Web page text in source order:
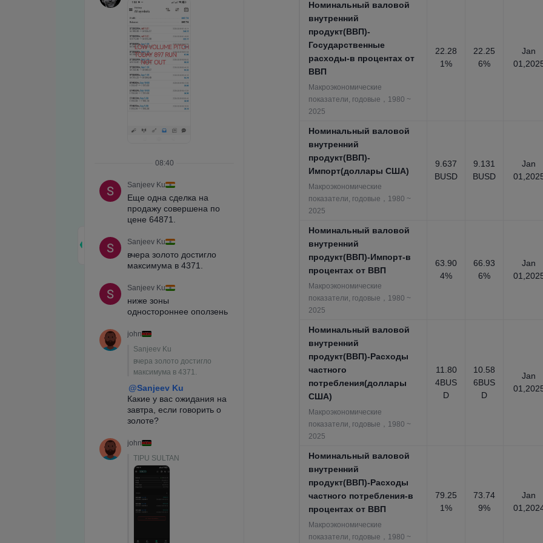
Номинальный валовой
внутренний
продукт(ВВП)-
Государственные
расходы-в процентах от
ВВП
Макроэкономические
показатели, годовые，1980 ~
2025
22.28
1%
22.25
6%
Jan
Номинальный валовой
внутренний
продукт(ВВП)-
Импорт(доллары США)
Макроэкономические
показатели, годовые，1980 ~
2025
9.637
BUSD
9.131
BUSD
Jan
Номинальный валовой
внутренний
продукт(ВВП)-Импорт-в
процентах от ВВП
Макроэкономические
показатели, годовые，1980 ~
2025
63.90
4%
66.93
6%
Jan
Номинальный валовой
внутренний
продукт(ВВП)-Расходы
частного
потребления(доллары
США)
Макроэкономические
показатели, годовые，1980 ~
2025
11.80
4BUS
D
10.58
6BUS
D
Jan
Номинальный валовой
внутренний
продукт(ВВП)-Расходы
частного потребления-в
процентах от ВВП
Макроэкономические
показатели, годовые，1980 ~
79.25
1%
73.74
9%
Jan